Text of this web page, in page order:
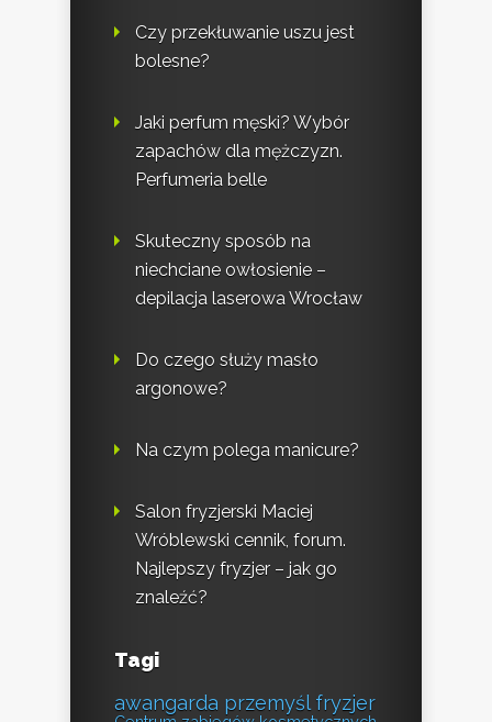
Czy przekłuwanie uszu jest
bolesne?
Jaki perfum męski? Wybór
zapachów dla mężczyzn.
Perfumeria belle
Skuteczny sposób na
niechciane owłosienie –
depilacja laserowa Wrocław
Do czego służy masło
argonowe?
Na czym polega manicure?
Salon fryzjerski Maciej
Wróblewski cennik, forum.
Najlepszy fryzjer – jak go
znaleźć?
Tagi
awangarda przemyśl fryzjer